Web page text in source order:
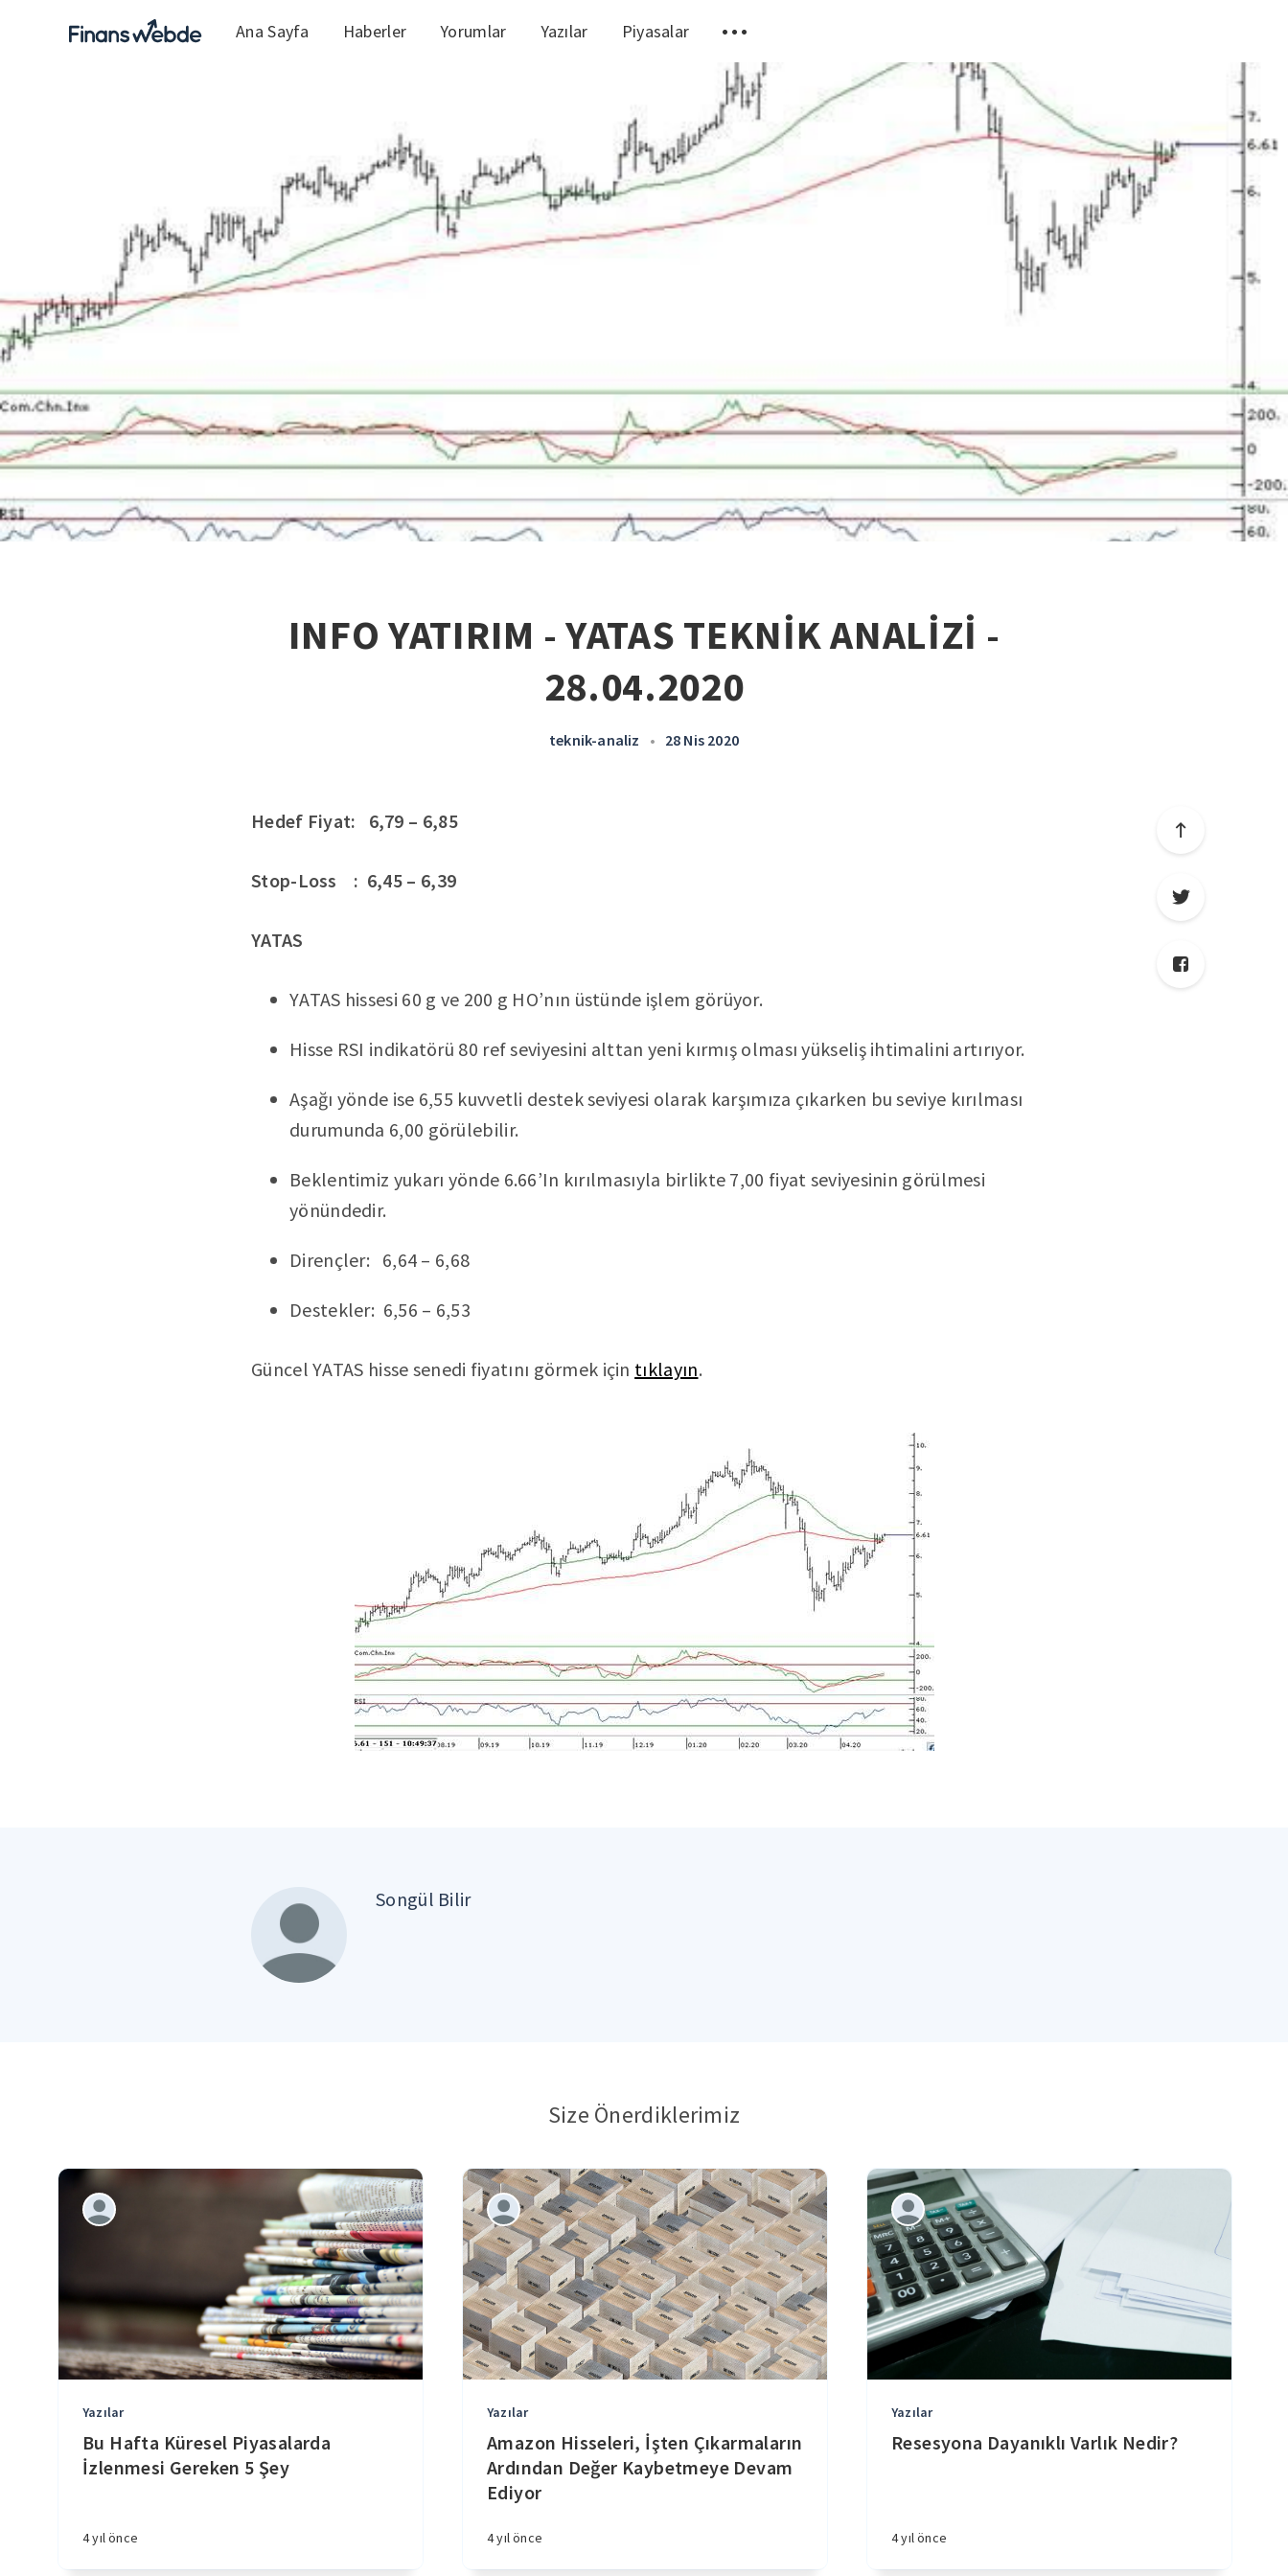
Ana Sayfa Haberler Yorumlar Yazılar Piyasalar
INFO YATIRIM - YATAS TEKNİK ANALİZİ -
28.04.2020
teknik-analiz • 28 Nis 2020
Hedef Fiyat: 6,79 – 6,85
Stop-Loss : 6,45 – 6,39
YATAS
YATAS hissesi 60 g ve 200 g HO’nın üstünde işlem görüyor.
Hisse RSI indikatörü 80 ref seviyesini alttan yeni kırmış olması yükseliş ihtimalini artırıyor.
Aşağı yönde ise 6,55 kuvvetli destek seviyesi olarak karşımıza çıkarken bu seviye kırılması
durumunda 6,00 görülebilir.
Beklentimiz yukarı yönde 6.66’In kırılmasıyla birlikte 7,00 fiyat seviyesinin görülmesi
yönündedir.
Dirençler: 6,64 – 6,68
Destekler: 6,56 – 6,53
Güncel YATAS hisse senedi fiyatını görmek için tıklayın.
Songül Bilir
Size Önerdiklerimiz
Yazılar
Bu Hafta Küresel Piyasalarda
İzlenmesi Gereken 5 Şey
4 yıl önce
Yazılar
Amazon Hisseleri, İşten Çıkarmaların
Ardından Değer Kaybetmeye Devam
Ediyor
4 yıl önce
Yazılar
Resesyona Dayanıklı Varlık Nedir?
4 yıl önce